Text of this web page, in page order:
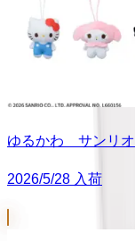
ゆるかわ サンリ
2026/5/28 入荷